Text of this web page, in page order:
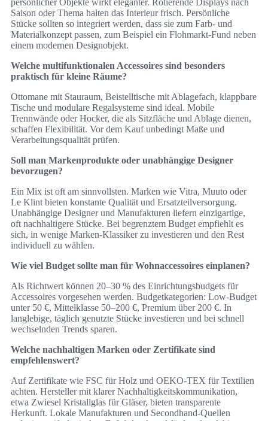
persönlicher Objekte wirkt eleganter. Rotierende Displays nach
Saison oder Thema halten das Interieur frisch. Persönliche
Stücke sollten so integriert werden, dass sie zum Farb- und
Materialkonzept passen, zum Beispiel ein Flohmarkt-Fund neben
einem modernen Designobjekt.
Welche multifunktionalen Accessoires sind besonders
praktisch für kleine Räume?
Ottomane mit Stauraum, Beistelltische mit Ablagefach, klappbare
Tische und modulare Regalsysteme sind ideal. Mobile
Trennwände oder Hocker, die als Sitzfläche und Ablage dienen,
schaffen Flexibilität. Vor dem Kauf unbedingt Maße und
Verarbeitungsqualität prüfen.
Soll man Markenprodukte oder unabhängige Designer
bevorzugen?
Ein Mix ist oft am sinnvollsten. Marken wie Vitra, Muuto oder
Le Klint bieten konstante Qualität und Ersatzteilversorgung.
Unabhängige Designer und Manufakturen liefern einzigartige,
oft nachhaltigere Stücke. Bei begrenztem Budget empfiehlt es
sich, in wenige Marken-Klassiker zu investieren und den Rest
individuell zu wählen.
Wie viel Budget sollte man für Wohnaccessoires einplanen?
Als Richtwert können 20–30 % des Einrichtungsbudgets für
Accessoires vorgesehen werden. Budgetkategorien: Low-Budget
unter 50 €, Mittelklasse 50–200 €, Premium über 200 €. In
langlebige, täglich genutzte Stücke investieren und bei schnell
wechselnden Trends sparen.
Welche nachhaltigen Marken oder Zertifikate sind
empfehlenswert?
Auf Zertifikate wie FSC für Holz und OEKO-TEX für Textilien
achten. Hersteller mit klarer Nachhaltigkeitskommunikation,
etwa Zwiesel Kristallglas für Gläser, bieten transparente
Herkunft. Lokale Manufakturen und Secondhand-Quellen